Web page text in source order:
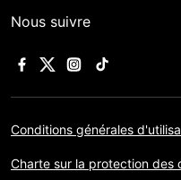
Nous suivre
Conditions générales
Charte sur la protection des